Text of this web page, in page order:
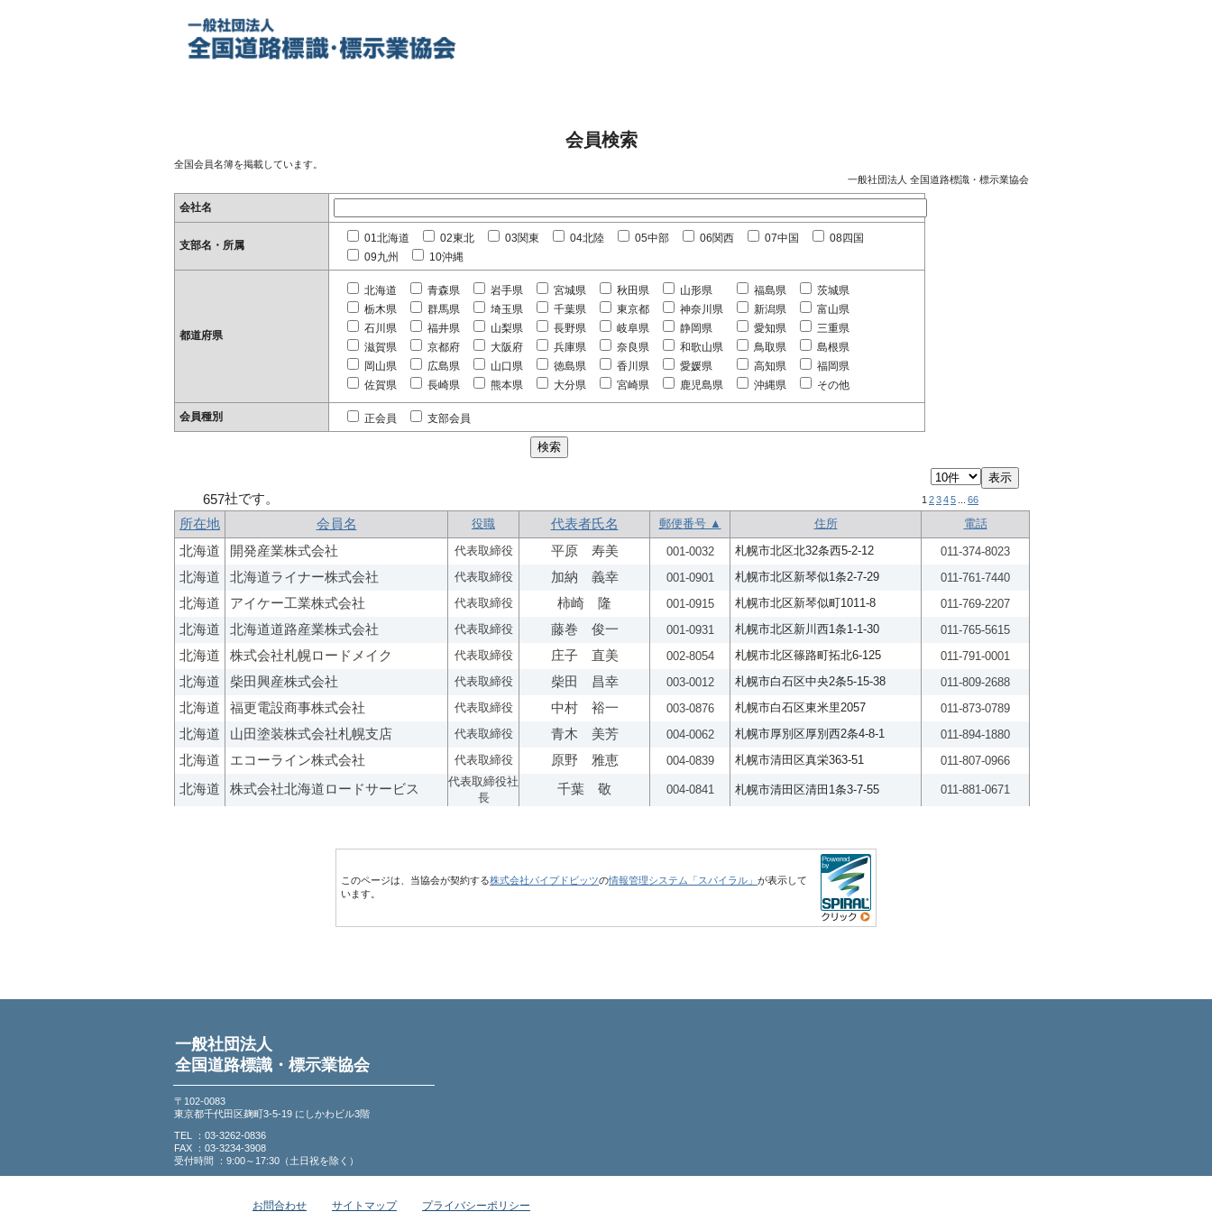
会員検索
全国会員名簿を掲載しています。
一般社団法人 全国道路標識・標示業協会
会社名
支部名・所属
01北海道 02東北 03関東 04北陸 05中部 06関西 07中国
08四国
09九州
10沖縄
都道府県
北海道 青森県 岩手県 宮城県 秋田県 山形県 福島県
茨城県
栃木県
群馬県 埼玉県 千葉県 東京都 神奈川県 新潟県
富山県
石川県
福井県 山梨県 長野県 岐阜県 静岡県 愛知県
三重県
滋賀県
京都府 大阪府 兵庫県 奈良県 和歌山県 鳥取県
島根県
岡山県
広島県 山口県 徳島県 香川県 愛媛県 高知県
福岡県
佐賀県
長崎県 熊本県 大分県 宮崎県 鹿児島県 沖縄県 その他
会員種別 正会員 支部会員
657社です。 1 2345 66
所在地 会員名 役職 代表者氏名 郵便番号 ▲ 住所 電話
北海道 開発産業株式会社 代表取締役 平原 寿美 001-0032 札幌市北区北32条西5-2-12 011-374-8023
北海道 北海道ライナー株式会社 代表取締役 加納 義幸 001-0901 札幌市北区新琴似1条2-7-29 011-761-7440
北海道 アイケー工業株式会社 代表取締役 柿崎 隆 001-0915 札幌市北区新琴似町1011-8 011-769-2207
北海道 北海道道路産業株式会社 代表取締役 藤巻 俊一 001-0931 札幌市北区新川西1条1-1-30 011-765-5615
北海道 株式会社札幌ロードメイク 代表取締役 庄子 直美 002-8054 札幌市北区篠路町拓北6-125 011-791-0001
北海道 柴田興産株式会社 代表取締役 柴田 昌幸 003-0012 札幌市白石区中央2条5-15-38 011-809-2688
北海道 福更電設商事株式会社 代表取締役 中村 裕一 003-0876 札幌市白石区東米里2057 011-873-0789
北海道 山田塗装株式会社札幌支店 代表取締役 青木 美芳 004-0062 札幌市厚別区厚別西2条4-8-1 011-894-1880
北海道 エコーライン株式会社 代表取締役 原野 雅恵 004-0839 札幌市清田区真栄363-51 011-807-0966
北海道 株式会社北海道ロードサービス
代表取締役社
長
千葉 敬 004-0841 札幌市清田区清田1条3-7-55 011-881-0671
このページは、当協会が契約する株式会社パイプドビッツの情報管理システム「スパイラル」 が表示して
います。
一般社団法人
全国道路標識・標示業協会
〒102-0083
東京都千代田区麹町3-5-19 にしかわビル3階
TEL ：03-3262-0836
FAX ：03-3234-3908
受付時間 ：9:00～17:30（土日祝を除く）
お問合わせ サイトマップ プライバシーポリシー